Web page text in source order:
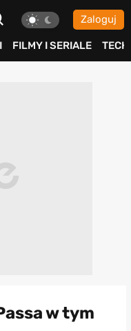
Zaloguj
FILMY I SERIALE TECH
w tym